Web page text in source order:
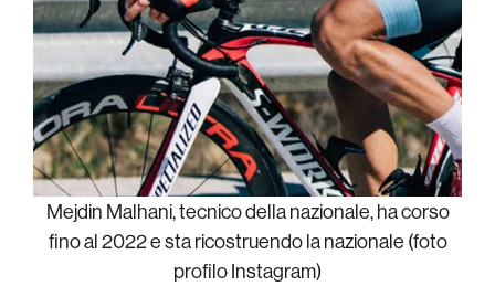
Mejdin Malhani, tecnico della nazionale, ha corso
fino al 2022 e sta ricostruendo la nazionale (foto
profilo Instagram)